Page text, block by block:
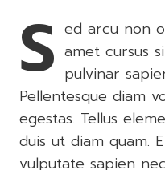
S ed arcu non
amet cursus
pulvinar
Pellentesque diam
egestas. Tellus
duis ut diam quam.
vulputate sapien